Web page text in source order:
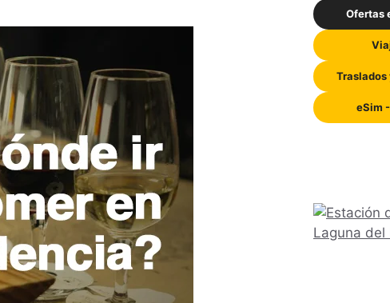
Ofertas
Traslados
eSim